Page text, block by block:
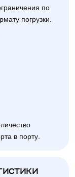
по
погрузки.
в порту.